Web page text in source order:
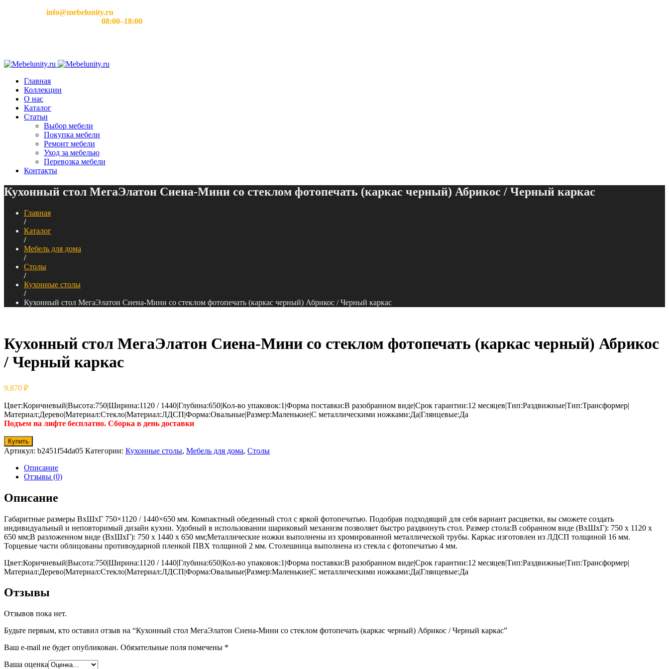
info@mebelunity.ru
08:00–18:00
Главная
Коллекции
О нас
Каталог
Статьи
Выбор мебели
Покупка мебели
Ремонт мебели
Уход за мебелью
Перевозка мебели
Контакты
Кухонный стол МегаЭлатон Сиена-Мини со стеклом фотопечать (каркас черный) Абрикос / Черный каркас
Главная
/
Каталог
/
Мебель для дома
/
Столы
/
Кухонные столы
/
Кухонный стол МегаЭлатон Сиена-Мини со стеклом фотопечать (каркас черный) Абрикос / Черный каркас
Кухонный стол МегаЭлатон Сиена-Мини со стеклом фотопечать (каркас черный) Абрикос
/ Черный каркас
9.870 ₽
Цвет:Коричневый|Высота:750|Ширина:1120 / 1440|Глубина:650|Кол-во упаковок:1|Форма поставки:В разобранном виде|Срок гарантии:12 месяцев|Тип:Раздвижные|Тип:Трансформер|
Материал:Дерево|Материал:Стекло|Материал:ЛДСП|Форма:Овальные|Размер:Маленькие|С металлическими ножками:Да|Глянцевые:Да
Подъем на лифте бесплатно. Сборка в день доставки
Купить
Артикул: b2451f54da05 Категории: Кухонные столы, Мебель для дома, Столы
Описание
Отзывы (0)
Описание
Габаритные размеры ВхШхГ 750×1120 / 1440×650 мм. Компактный обеденный стол с яркой фотопечатью. Подобрав подходящий для себя вариант расцветки, вы сможете создать
индивидуальный и неповторимый дизайн кухни. Удобный в использовании шариковый механизм позволяет быстро раздвинуть стол. Размер стола:В собранном виде (ВхШхГ): 750 х 1120 х
650 мм;В разложенном виде (ВхШхГ): 750 х 1440 х 650 мм;Металлические ножки выполнены из хромированной металлической трубы. Каркас изготовлен из ЛДСП толщиной 16 мм.
Торцевые части облицованы противоударной пленкой ПВХ толщиной 2 мм. Столешница выполнена из стекла с фотопечатью 4 мм.
Цвет:Коричневый|Высота:750|Ширина:1120 / 1440|Глубина:650|Кол-во упаковок:1|Форма поставки:В разобранном виде|Срок гарантии:12 месяцев|Тип:Раздвижные|Тип:Трансформер|
Материал:Дерево|Материал:Стекло|Материал:ЛДСП|Форма:Овальные|Размер:Маленькие|С металлическими ножками:Да|Глянцевые:Да
Отзывы
Отзывов пока нет.
Будьте первым, кто оставил отзыв на “Кухонный стол МегаЭлатон Сиена-Мини со стеклом фотопечать (каркас черный) Абрикос / Черный каркас”
Ваш e-mail не будет опубликован. Обязательные поля помечены *
Ваша оценка